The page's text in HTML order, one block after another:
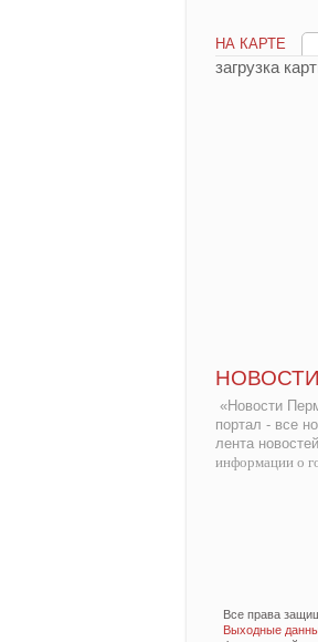
НА КАРТЕ
загрузка
«Новости
портал - все
лента
информации о
Все права
Выходные